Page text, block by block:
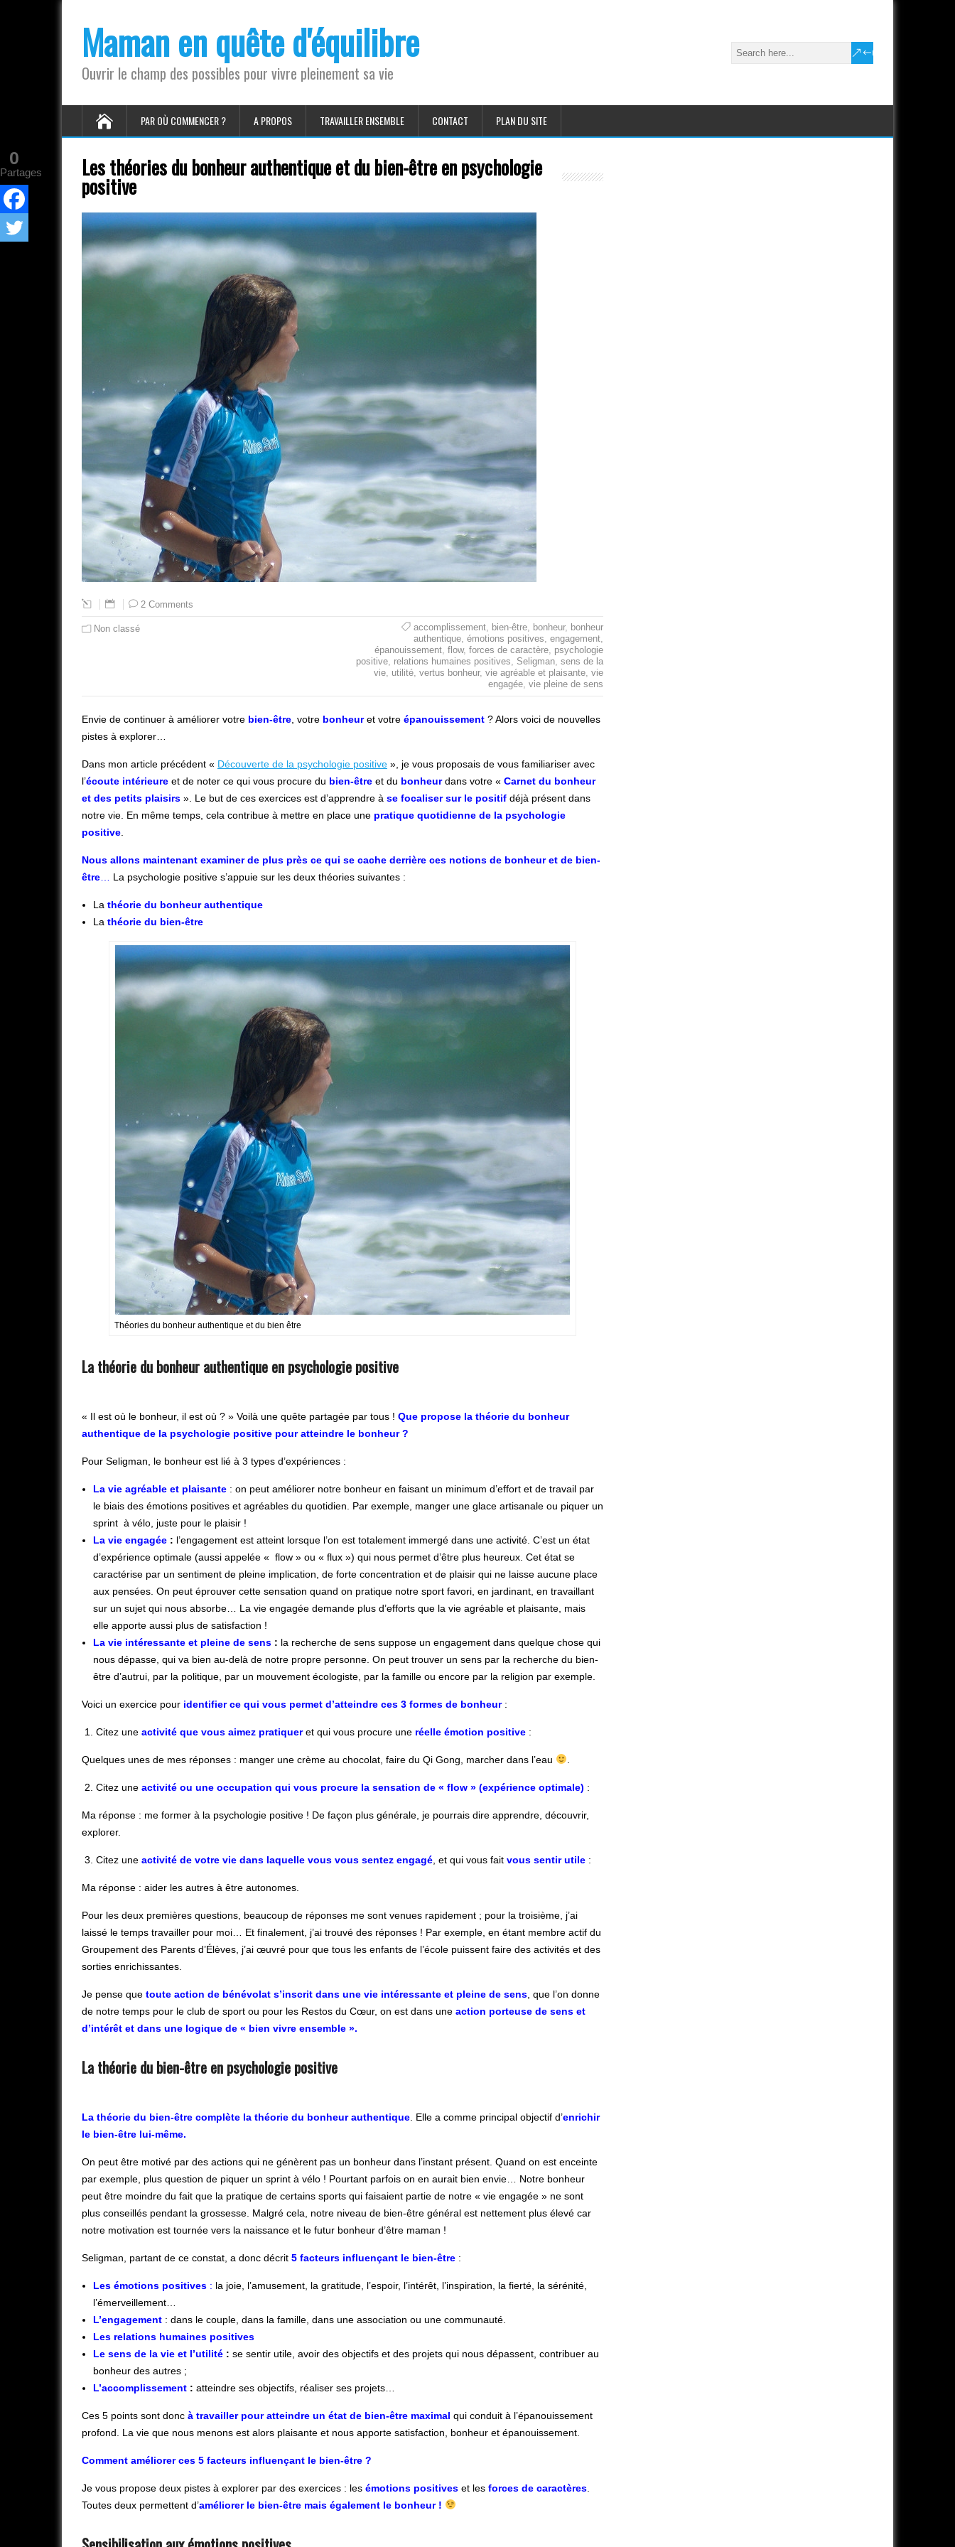
Maman en quête d'équilibre
Ouvrir le champ des possibles pour vivre pleinement sa vie
PAR OÙ COMMENCER ? A PROPOS TRAVAILLER ENSEMBLE CONTACT PLAN DU SITE
Les théories du bonheur authentique et du bien-être en psychologie
positive
2 Comments
Non classé accomplissement, bien-être, bonheur, bonheur
authentique, émotions positives, engagement,
épanouissement, flow, forces de caractère, psychologie
positive, relations humaines positives, Seligman, sens de la
vie, utilité, vertus bonheur, vie agréable et plaisante, vie
engagée, vie pleine de sens
Envie de continuer à améliorer votre bien-être , votre bonheur et votre épanouissement ? Alors voici de nouvelles
pistes à explorer…
Dans mon article précédent « Découverte de la psychologie positive », je vous proposais de vous familiariser avec
l’écoute intérieure et de noter ce qui vous procure du bien-être et du bonheur dans votre « Carnet du bonheur
et des petits plaisirs ». Le but de ces exercices est d’apprendre à se focaliser sur le positif déjà présent dans
notre vie. En même temps, cela contribue à mettre en place une pratique quotidienne de la psychologie
positive
Nous allons maintenant examiner de plus près ce qui se cache derrière ces notions de bonheur et de bien-
être
La psychologie positive s’appuie sur les deux théories suivantes :
La théorie du bonheur authentique
La théorie du bien-être
Théories du bonheur authentique et du bien être
La théorie du bonheur authentique en psychologie positive
« Il est où le bonheur, il est où ? » Voilà une quête partagée par tous ! Que propose la théorie du bonheur
authentique de la psychologie positive pour atteindre le bonheur ?
Pour Seligman, le bonheur est lié à 3 types d’expériences :
La vie agréable et plaisante : on peut améliorer notre bonheur en faisant un minimum d’effort et de travail par
le biais des émotions positives et agréables du quotidien. Par exemple, manger une glace artisanale ou piquer un
sprint à vélo, juste pour le plaisir !
La vie engagée : l’engagement est atteint lorsque l’on est totalement immergé dans une activité. C’est un état
d’expérience optimale (aussi appelée « flow » ou « flux ») qui nous permet d’être plus heureux. Cet état se
caractérise par un sentiment de pleine implication, de forte concentration et de plaisir qui ne laisse aucune place
aux pensées. On peut éprouver cette sensation quand on pratique notre sport favori, en jardinant, en travaillant
sur un sujet qui nous absorbe… La vie engagée demande plus d’efforts que la vie agréable et plaisante, mais
elle apporte aussi plus de satisfaction !
La vie intéressante et pleine de sens : la recherche de sens suppose un engagement dans quelque chose qui
nous dépasse, qui va bien au-delà de notre propre personne. On peut trouver un sens par la recherche du bien-
être d’autrui, par la politique, par un mouvement écologiste, par la famille ou encore par la religion par exemple.
Voici un exercice pour identifier ce qui vous permet d’atteindre ces 3 formes de bonheur:
Citez une activité que vous aimez pratiqueret qui vous procure une réelle émotion positive :
Quelques unes de mes réponses : manger une crème au chocolat, faire du Qi Gong, marcher dans l’eau
Citez une activité ou une occupation qui vous procure la sensation de « flow » (expérience optimale) :
Ma réponse : me former à la psychologie positive ! De façon plus générale, je pourrais dire apprendre, découvrir,
explorer.
Citez une activité de votre vie dans laquelle vous vous sentez engagé et qui vous fait vous sentir utile :
Ma réponse : aider les autres à être autonomes.
Pour les deux premières questions, beaucoup de réponses me sont venues rapidement ; pour la troisième, j’ai
laissé le temps travailler pour moi… Et finalement, j’ai trouvé des réponses ! Par exemple, en étant membre actif du
Groupement des Parents d’Élèves, j’ai œuvré pour que tous les enfants de l’école puissent faire des activités et des
sorties enrichissantes.
Je pense que toute action de bénévolat s’inscrit dans une vie intéressante et pleine de sens , que l’on donne
de notre temps pour le club de sport ou pour les Restos du Cœur, on est dans une action porteuse de sens et
d’intérêt et dans une logique de « bien vivre ensemble ».
La théorie du bien-être en psychologie positive
La théorie du bien-être complète la théorie du bonheur authentique . Elle a comme principal objectif d’enrichir
le bien-être lui-même.
On peut être motivé par des actions qui ne génèrent pas un bonheur dans l’instant présent. Quand on est enceinte
par exemple, plus question de piquer un sprint à vélo ! Pourtant parfois on en aurait bien envie… Notre bonheur
peut être moindre du fait que la pratique de certains sports qui faisaient partie de notre « vie engagée » ne sont
plus conseillés pendant la grossesse. Malgré cela, notre niveau de bien-être général est nettement plus élevé car
notre motivation est tournée vers la naissance et le futur bonheur d’être maman !
Seligman, partant de ce constat, a donc décrit 5 facteurs influençant le bien-être :
Les émotions positives : la joie, l’amusement, la gratitude, l’espoir, l’intérêt, l’inspiration, la fierté, la sérénité,
l’émerveillement…
L’engagement : dans le couple, dans la famille, dans une association ou une communauté.
Les relations humaines positives
Le sens de la vie et l’utilité : se sentir utile, avoir des objectifs et des projets qui nous dépassent, contribuer au
bonheur des autres ;
L’accomplissement : atteindre ses objectifs, réaliser ses projets…
Ces 5 points sont donc à travailler pour atteindre un état de bien-être maximal qui conduit à l’épanouissement
profond. La vie que nous menons est alors plaisante et nous apporte satisfaction, bonheur et épanouissement.
Comment améliorer ces 5 facteurs influençant le bien-être ?
Je vous propose deux pistes à explorer par des exercices : les émotions positives et les forces de caractères
Toutes deux permettent d’améliorer le bien-être mais également le bonheur !
0
Partages